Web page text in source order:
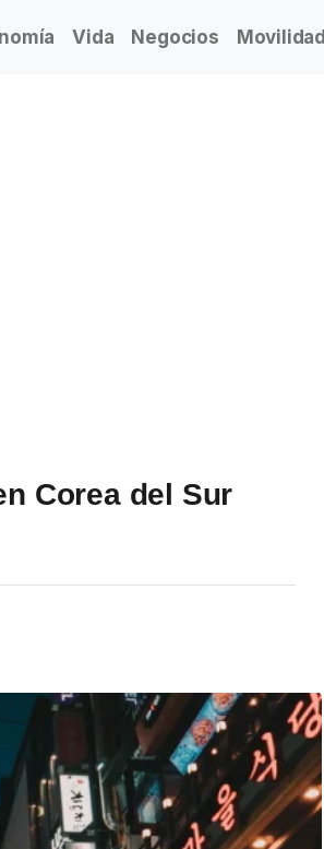
Vida Negocios Movilidad
Corea del Sur